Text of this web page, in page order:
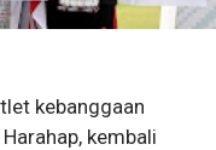
kebanggaan
kembali